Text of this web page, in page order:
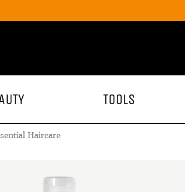
TOOLS
Haircare